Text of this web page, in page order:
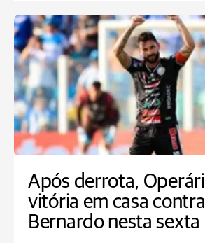
Após derrota,
vitória em casa
Bernardo nesta sexta